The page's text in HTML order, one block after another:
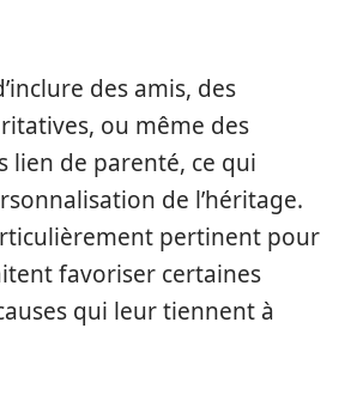
des amis, des
ou même des
lien de parenté, ce qui
de l’héritage.
pertinent pour
favoriser certaines
qui leur tiennent à